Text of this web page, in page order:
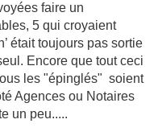
faire un
5 qui croyaient
était toujours pas sortie
Encore que tout ceci
les "épinglés" soient
Agences ou Notaires
un peu.....